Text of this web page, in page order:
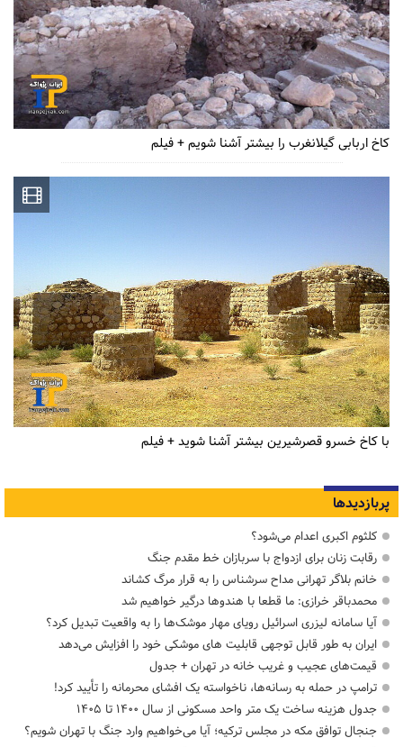
کاخ اربابی گیلانغرب را بیشتر آشنا شویم + فیلم
با کاخ خسرو قصرشیرین بیشتر آشنا شوید + فیلم
پربازدیدها
کلثوم اکبری اعدام می‌شود؟
رقابت زنان برای ازدواج با سربازان خط مقدم جنگ
خانم بلاگر تهرانی مداح سرشناس را به قرار مرگ کشاند
محمدباقر خرازی: ما قطعا با هندوها درگیر خواهیم شد
آیا سامانه لیزری اسرائیل رویای مهار موشک‌ها را به واقعیت تبدیل کرد؟
ایران به طور قابل توجهی قابلیت های موشکی خود را افزایش می‌دهد
قیمت‌های عجیب و غریب خانه در تهران + جدول
ترامپ در حمله‌ به رسانه‌ها، ناخواسته یک افشای محرمانه را تأیید کرد!
جدول هزینه ساخت یک متر واحد مسکونی از سال ۱۴۰۰ تا ۱۴۰۵
جنجال توافق مکه در مجلس ترکیه؛ آیا می‌خواهیم وارد جنگ با تهران شویم؟